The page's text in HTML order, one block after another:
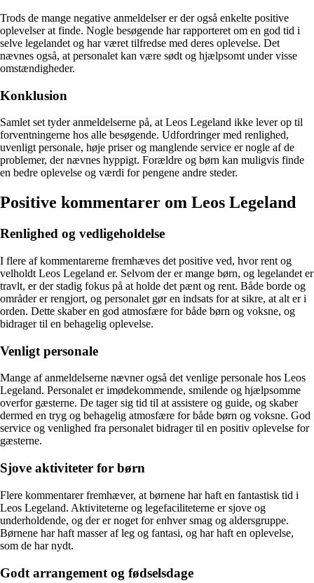
Trods de mange negative anmeldelser er der også enkelte positive
oplevelser at finde. Nogle besøgende har rapporteret om en god tid i
selve legelandet og har været tilfredse med deres oplevelse. Det
nævnes også, at personalet kan være sødt og hjælpsomt under visse
omstændigheder.
Konklusion
Samlet set tyder anmeldelserne på, at Leos Legeland ikke lever op til
forventningerne hos alle besøgende. Udfordringer med renlighed,
uvenligt personale, høje priser og manglende service er nogle af de
problemer, der nævnes hyppigt. Forældre og børn kan muligvis finde
en bedre oplevelse og værdi for pengene andre steder.
Positive kommentarer om Leos Legeland
Renlighed og vedligeholdelse
I flere af kommentarerne fremhæves det positive ved, hvor rent og
velholdt Leos Legeland er. Selvom der er mange børn, og legelandet er
travlt, er der stadig fokus på at holde det pænt og rent. Både borde og
områder er rengjort, og personalet gør en indsats for at sikre, at alt er i
orden. Dette skaber en god atmosfære for både børn og voksne, og
bidrager til en behagelig oplevelse.
Venligt personale
Mange af anmeldelserne nævner også det venlige personale hos Leos
Legeland. Personalet er imødekommende, smilende og hjælpsomme
overfor gæsterne. De tager sig tid til at assistere og guide, og skaber
dermed en tryg og behagelig atmosfære for både børn og voksne. God
service og venlighed fra personalet bidrager til en positiv oplevelse for
gæsterne.
Sjove aktiviteter for børn
Flere kommentarer fremhæver, at børnene har haft en fantastisk tid i
Leos Legeland. Aktiviteterne og legefaciliteterne er sjove og
underholdende, og der er noget for enhver smag og aldersgruppe.
Børnene har haft masser af leg og fantasi, og har haft en oplevelse,
som de har nydt.
Godt arrangement og fødselsdage